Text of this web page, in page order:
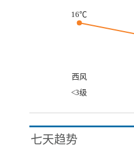
16℃
西风
<3级
七天趋势